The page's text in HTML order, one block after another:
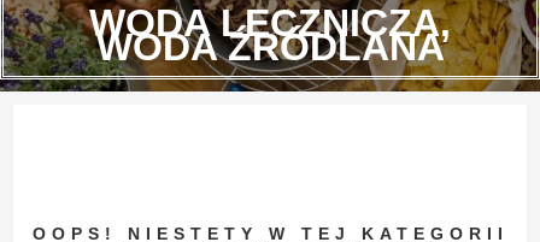
WODA LECZNICZA,
WODA ŹRÓDLANA
OOPS! NIESTETY W TEJ KATEGORII